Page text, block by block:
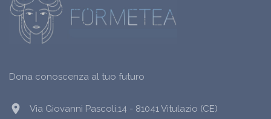
Dona conoscenza al tuo futuro
location_on Via Giovanni Pascoli,14 - 81041 Vitulazio (CE)